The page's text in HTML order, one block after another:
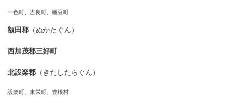
一色町、吉良町、幡豆町
額田郡 （ぬかたぐん）
西加茂郡三好町
北設楽郡 （きたしたらぐん）
設楽町、東栄町、豊根村